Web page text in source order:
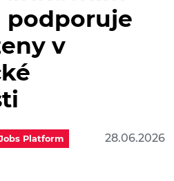
v
Platform 28.06.2026